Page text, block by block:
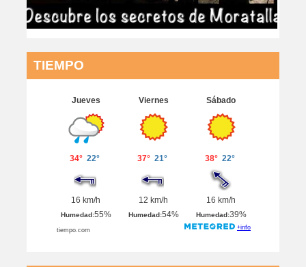
TIEMPO